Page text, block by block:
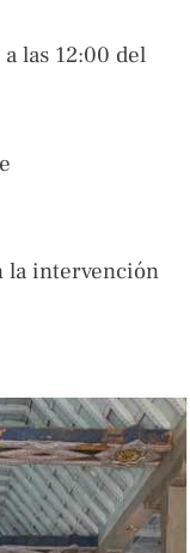
las 12:00 del
la intervención